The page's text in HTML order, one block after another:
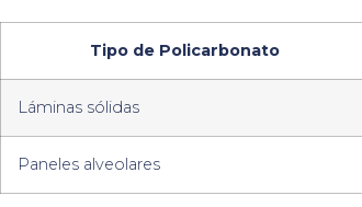
Tipo de Policarbonato
Láminas sólidas
Paneles alveolares